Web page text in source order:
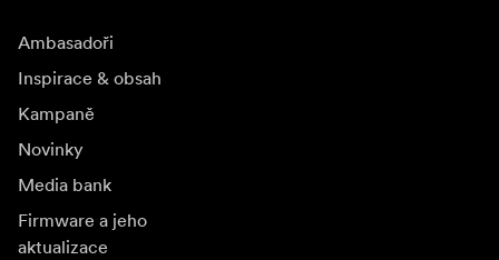
Ambasadoři
Inspirace & obsah
Kampaně
Novinky
Media bank
Firmware a jeho
aktualizace